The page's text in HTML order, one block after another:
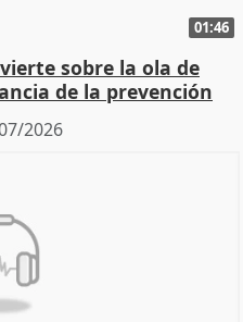
01:46
sobre la ola de
de la prevención
2026